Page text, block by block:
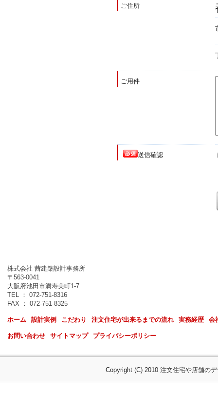
ご住所
ご用件
送信確認
株式会社 茜建築設計事務所
〒563-0041
大阪府池田市満寿美町1-7
TEL ： 072-751-8316
FAX ： 072-751-8325
ホーム 設計実例 こだわり 注文住宅が出来るまでの流れ 実務経歴 会
お問い合わせ サイトマップ プライバシーポリシー
Copyright (C) 2010 注文住宅や店舗の